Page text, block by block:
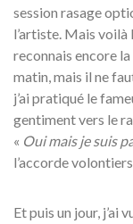
session rasage
l’artiste. Mais voilà
reconnais encore
matin, mais il ne
j’ai pratiqué le
gentiment vers le
« Oui mais je suis
l’accorde
Et puis un jour, j’ai